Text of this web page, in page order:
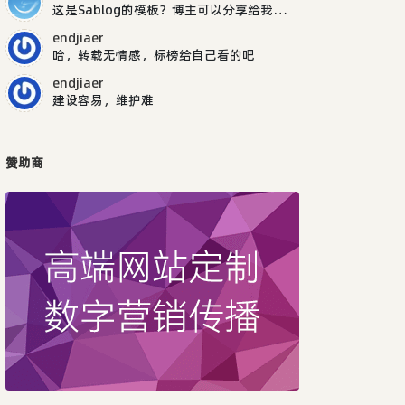
这是Sablog的模板？博主可以分享给我吗，谢谢
endjiaer
哈，转载无情感，标榜给自己看的吧
endjiaer
建设容易，维护难
赞助商